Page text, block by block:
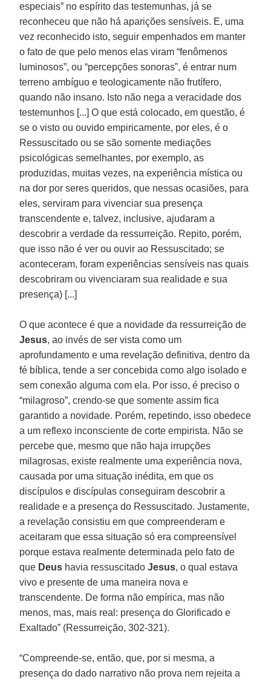
especiais” no espírito das testemunhas, já se
reconheceu que não há aparições sensíveis. E, uma
vez reconhecido isto, seguir empenhados em manter
o fato de que pelo menos elas viram “fenômenos
luminosos”, ou “percepções sonoras”, é entrar num
terreno ambíguo e teologicamente não frutífero,
quando não insano. Isto não nega a veracidade dos
testemunhos [...] O que está colocado, em questão, é
se o visto ou ouvido empiricamente, por eles, é o
Ressuscitado ou se são somente mediações
psicológicas semelhantes, por exemplo, as
produzidas, muitas vezes, na experiência mística ou
na dor por seres queridos, que nessas ocasiões, para
eles, serviram para vivenciar sua presença
transcendente e, talvez, inclusive, ajudaram a
descobrir a verdade da ressurreição. Repito, porém,
que isso não é ver ou ouvir ao Ressuscitado; se
aconteceram, foram experiências sensíveis nas quais
descobriram ou vivenciaram sua realidade e sua
presença) [...]
O que acontece é que a novidade da ressurreição de
Jesus, ao invés de ser vista como um
aprofundamento e uma revelação definitiva, dentro da
fé bíblica, tende a ser concebida como algo isolado e
sem conexão alguma com ela. Por isso, é preciso o
“milagroso”, crendo-se que somente assim fica
garantido a novidade. Porém, repetindo, isso obedece
a um reflexo inconsciente de corte empirista. Não se
percebe que, mesmo que não haja irrupções
milagrosas, existe realmente uma experiência nova,
causada por uma situação inédita, em que os
discípulos e discípulas conseguiram descobrir a
realidade e a presença do Ressuscitado. Justamente,
a revelação consistiu em que compreenderam e
aceitaram que essa situação só era compreensível
porque estava realmente determinada pelo fato de
que Deus havia ressuscitadoJesus, o qual estava
vivo e presente de uma maneira nova e
transcendente. De forma não empírica, mas não
menos, mas, mais real: presença do Glorificado e
Exaltado” (Ressurreição, 302-321).
“Compreende-se, então, que, por si mesma, a
presença do dado narrativo não prova nem rejeita a